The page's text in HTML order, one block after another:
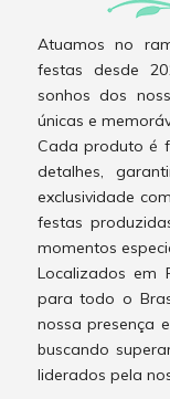
Atuamos no
festas desde
sonhos dos
únicas e
Cada produto é
detalhes,
exclusividade
festas
momentos
Localizados em
para todo o
nossa presença
buscando
liderados pela